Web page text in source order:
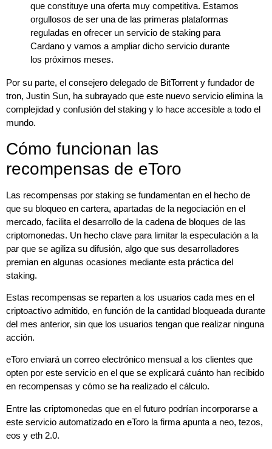
que constituye una oferta muy competitiva. Estamos
orgullosos de ser una de las primeras plataformas
reguladas en ofrecer un servicio de staking para
Cardano y vamos a ampliar dicho servicio durante
los próximos meses.
Por su parte, el consejero delegado de BitTorrent y fundador de
tron, Justin Sun, ha subrayado que este nuevo servicio elimina la
complejidad y confusión del staking y lo hace accesible a todo el
mundo.
Cómo funcionan las
recompensas de eToro
Las recompensas por staking se fundamentan en el hecho de
que su bloqueo en cartera, apartadas de la negociación en el
mercado, facilita el desarrollo de la cadena de bloques de las
criptomonedas. Un hecho clave para limitar la especulación a la
par que se agiliza su difusión, algo que sus desarrolladores
premian en algunas ocasiones mediante esta práctica del
staking.
Estas recompensas se reparten a los usuarios cada mes en el
criptoactivo admitido, en función de la cantidad bloqueada durante
del mes anterior, sin que los usuarios tengan que realizar ninguna
acción.
eToro enviará un correo electrónico mensual a los clientes que
opten por este servicio en el que se explicará cuánto han recibido
en recompensas y cómo se ha realizado el cálculo.
Entre las criptomonedas que en el futuro podrían incorporarse a
este servicio automatizado en eToro la firma apunta a neo, tezos,
eos y eth 2.0.